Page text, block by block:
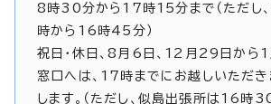
8時30分から17時15分まで（ただし
時から16時45分）
祝日・休日、8月6日、12月29日から
窓口へは、17時までにお越しいただき
します。（ただし、似島出張所は16時